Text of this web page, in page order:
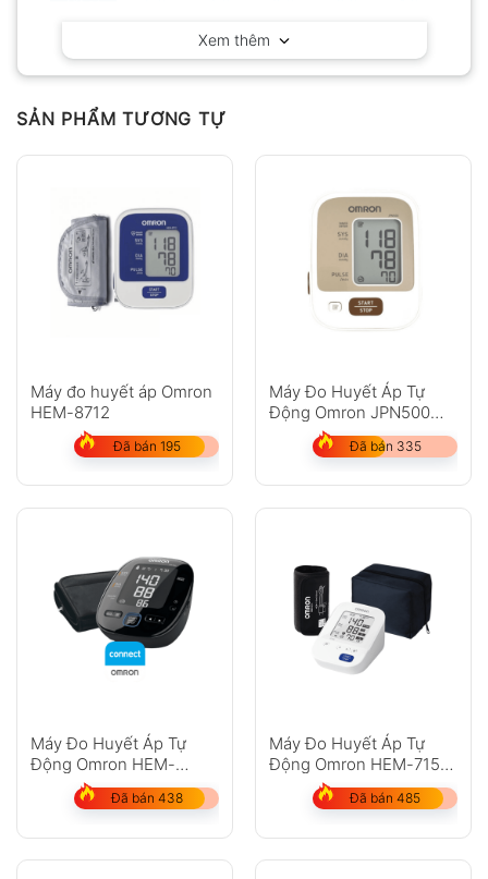
Có ảnh
Chưa có đánh giá nào.
Xem thêm
SẢN PHẨM TƯƠNG TỰ
Máy đo huyết áp Omron
HEM-8712
Đã bán 195
Máy Đo Huyết Áp Tự
Động Omron JPN500
(Made in Japan)
Đã bán 335
Máy Đo Huyết Áp Tự
Động Omron HEM-
7280T Nhật Bản
Đã bán 438
Máy Đo Huyết Áp Tự
Động Omron HEM-7156-
A Nhật Bản
Đã bán 485